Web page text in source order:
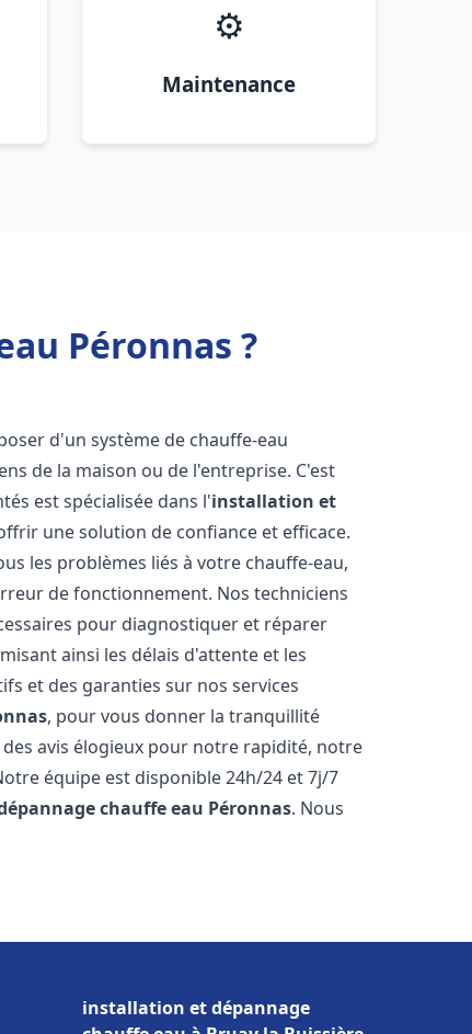
⚙️
Maintenance
Péronnas ?
d'un système de chauffe-eau
de la maison ou de l'entreprise. C'est
est spécialisée dans l'installation et
une solution de confiance et efficace.
les problèmes liés à votre chauffe-eau,
de fonctionnement. Nos techniciens
pour diagnostiquer et réparer
ainsi les délais d'attente et les
et des garanties sur nos services
, pour vous donner la tranquillité
avis élogieux pour notre rapidité, notre
équipe est disponible 24h/24 et 7j/7
chauffe eau Péronnas. Nous
installation et dépannage